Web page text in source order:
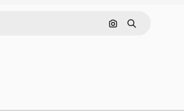
Buscar por imagen
Buscar